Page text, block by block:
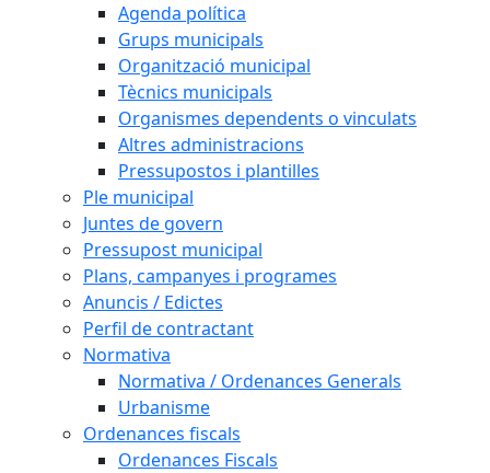
Agenda política
Grups municipals
Organització municipal
Tècnics municipals
Organismes dependents o vinculats
Altres administracions
Pressupostos i plantilles
Ple municipal
Juntes de govern
Pressupost municipal
Plans, campanyes i programes
Anuncis / Edictes
Perfil de contractant
Normativa
Normativa / Ordenances Generals
Urbanisme
Ordenances fiscals
Ordenances Fiscals